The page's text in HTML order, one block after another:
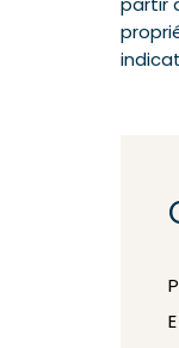
partir